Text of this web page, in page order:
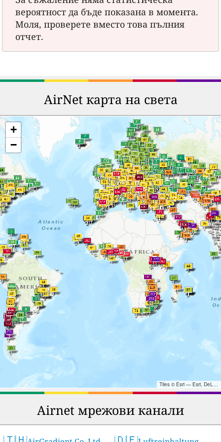
вероятност да бъде показана в момента.
Моля, проверете вместо това пълния
отчет.
AirNet карта на света
+
−
Tiles © Esri — Esri, DeLorme, NAVTEQ, TomTom, Intermap, iPC, USGS, FAO, NPS, NRCAN, GeoBase, Kadaster NL, Ordnance Survey, Esri Japan, METI, Esri China (Hong Kong), and the GIS User Community
Airnet мрежови канали